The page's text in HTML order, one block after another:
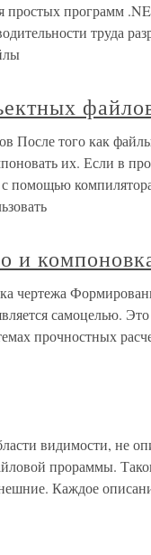
простых программ
труда
После того как
их. Если в
с помощью
и
чертежа
самоцелью.
прочностных
видимости, не
прораммы.
Каждое